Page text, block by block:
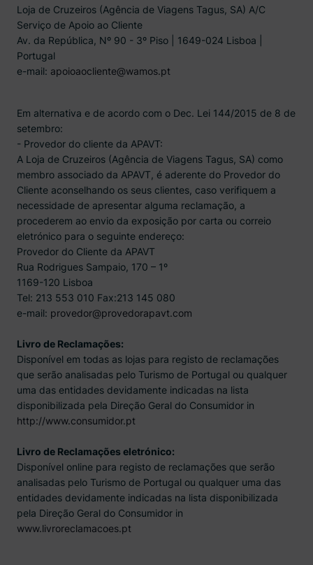
Loja de Cruzeiros (Agência de Viagens Tagus, SA) A/C
Serviço de Apoio ao Cliente
Av. da República, Nº 90 - 3º Piso | 1649-024 Lisboa |
Portugal
e-mail: apoioaocliente@wamos.pt
Em alternativa e de acordo com o Dec. Lei 144/2015 de 8 de
setembro:
- Provedor do cliente da APAVT:
A Loja de Cruzeiros (Agência de Viagens Tagus, SA) como
membro associado da APAVT, é aderente do Provedor do
Cliente aconselhando os seus clientes, caso verifiquem a
necessidade de apresentar alguma reclamação, a
procederem ao envio da exposição por carta ou correio
eletrónico para o seguinte endereço:
Provedor do Cliente da APAVT
Rua Rodrigues Sampaio, 170 – 1º
1169-120 Lisboa
Tel: 213 553 010 Fax:213 145 080
e-mail: provedor@provedorapavt.com
Livro de Reclamações:
Disponível em todas as lojas para registo de reclamações
que serão analisadas pelo Turismo de Portugal ou qualquer
uma das entidades devidamente indicadas na lista
disponibilizada pela Direção Geral do Consumidor in
http://www.consumidor.pt
Livro de Reclamações eletrónico:
Disponível online para registo de reclamações que serão
analisadas pelo Turismo de Portugal ou qualquer uma das
entidades devidamente indicadas na lista disponibilizada
pela Direção Geral do Consumidor in
www.livroreclamacoes.pt